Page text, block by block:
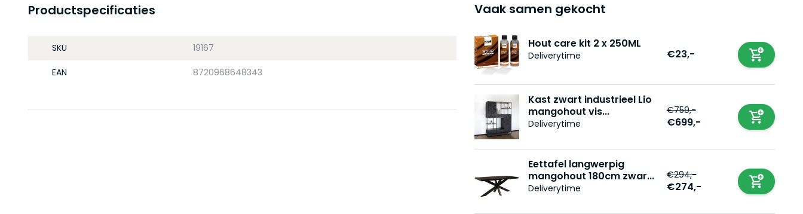
Productspecificaties
SKU 19167
EAN 8720968648343
Vaak samen gekocht
Hout care kit 2 x 250ML
Deliverytime €23,-
Kast zwart industrieel Lio
mangohout vis...
Deliverytime
€759,-
€699,-
Eettafel langwerpig
mangohout 180cm zwar...
Deliverytime
€294,-
€274,-